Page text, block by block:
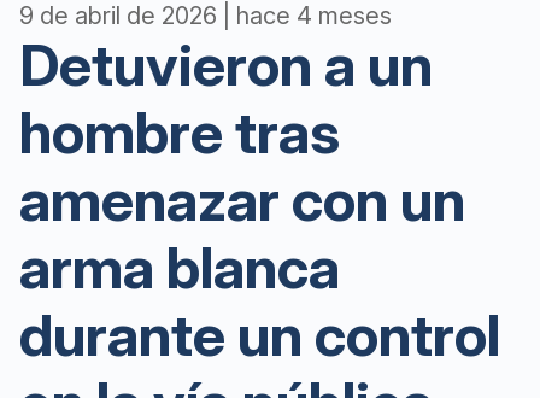
9 de abril de 2026 | hace 4 meses
Detuvieron a un
hombre tras
amenazar con un
arma blanca
durante un control